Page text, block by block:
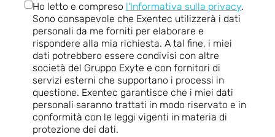
Ho letto e compreso l'Informativa sulla privacy.
Sono consapevole che Exentec utilizzerà i dati
personali da me forniti per elaborare e
rispondere alla mia richiesta. A tal fine, i miei
dati potrebbero essere condivisi con altre
società del Gruppo Exyte e con fornitori di
servizi esterni che supportano i processi in
questione. Exentec garantisce che i miei dati
personali saranno trattati in modo riservato e in
conformità con le leggi vigenti in materia di
protezione dei dati.